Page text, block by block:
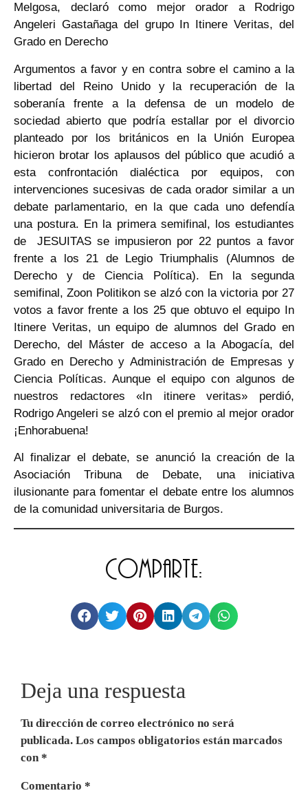
Melgosa, declaró como mejor orador a Rodrigo
Angeleri Gastañaga del grupo In Itinere Veritas, del
Grado en Derecho
Argumentos a favor y en contra sobre el camino a la
libertad del Reino Unido y la recuperación de la
soberanía frente a la defensa de un modelo de
sociedad abierto que podría estallar por el divorcio
planteado por los británicos en la Unión Europea
hicieron brotar los aplausos del público que acudió a
esta confrontación dialéctica por equipos, con
intervenciones sucesivas de cada orador similar a un
debate parlamentario, en la que cada uno defendía
una postura. En la primera semifinal, los estudiantes
de JESUITAS se impusieron por 22 puntos a favor
frente a los 21 de Legio Triumphalis (Alumnos de
Derecho y de Ciencia Política). En la segunda
semifinal, Zoon Politikon se alzó con la victoria por 27
votos a favor frente a los 25 que obtuvo el equipo In
Itinere Veritas, un equipo de alumnos del Grado en
Derecho, del Máster de acceso a la Abogacía, del
Grado en Derecho y Administración de Empresas y
Ciencia Políticas. Aunque el equipo con algunos de
nuestros redactores «In itinere veritas» perdió,
Rodrigo Angeleri se alzó con el premio al mejor orador
¡Enhorabuena!
Al finalizar el debate, se anunció la creación de la
Asociación Tribuna de Debate, una iniciativa
ilusionante para fomentar el debate entre los alumnos
de la comunidad universitaria de Burgos.
Comparte:
Deja una respuesta
Tu dirección de correo electrónico no será
publicada. Los campos obligatorios están marcados
con*
Comentario *